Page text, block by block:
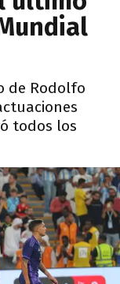
de Rodolfo
todos los